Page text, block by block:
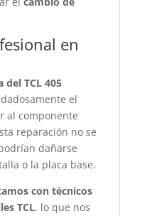
en
TCL 405
el
al componente
reparación no se
dañarse
o la placa base.
con técnicos
TCL, lo que nos